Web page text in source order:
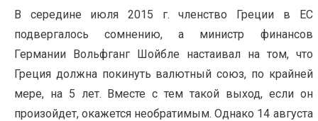
В середине июля 2015 г. членство Греции в ЕС
подвергалось сомнению, а министр финансов
Германии Вольфганг Шойбле настаивал на том, что
Греция должна покинуть валютный союз, по крайней
мере, на 5 лет. Вместе с тем такой выход, если он
произойдет, окажется необратимым. Однако 14 августа